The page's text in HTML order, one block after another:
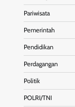
Pariwisata
Pemerintah
Pendidikan
Perdagangan
Politik
POLRI/TNI